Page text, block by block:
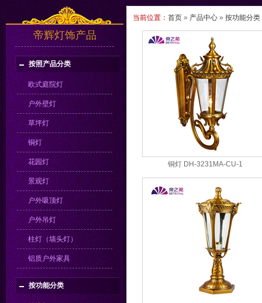
帝辉灯饰产品
按照产品分类
欧式庭院灯
户外壁灯
草坪灯
铜灯
花园灯
景观灯
户外吸顶灯
户外吊灯
柱灯（墙头灯）
铝质户外家具
按功能分类
当前位置： 首页 » 产品中心 » 按功能分类
铜灯 DH-3231MA-CU-1